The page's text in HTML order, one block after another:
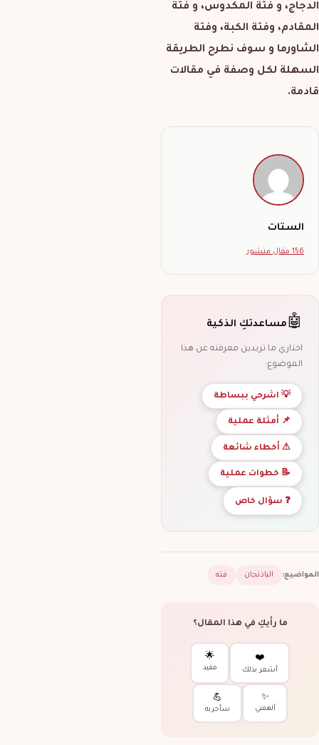
الدجاج، و فتة المكدوس، و فتة
المقادم، وفتة الكبة، وفتة
الشاورما و سوف نطرح الطريقة
السهلة لكل وصفة في مقالات
قادمة.
الستات
156 مقال منشور
🤖 مساعدتكِ الذكية
اختاري ما تريدين معرفته عن هذا
الموضوع:
💡 اشرحي ببساطة
📌 أمثلة عملية
⚠ أخطاء شائعة
📝 خطوات عملية
❓ سؤال خاص
المواضيع: الباذنجان فته
ما رأيكِ في هذا المقال؟
❤️
أشعر بذلك
🌟
مفيد
✨
ألهمني
💪
سأجربه